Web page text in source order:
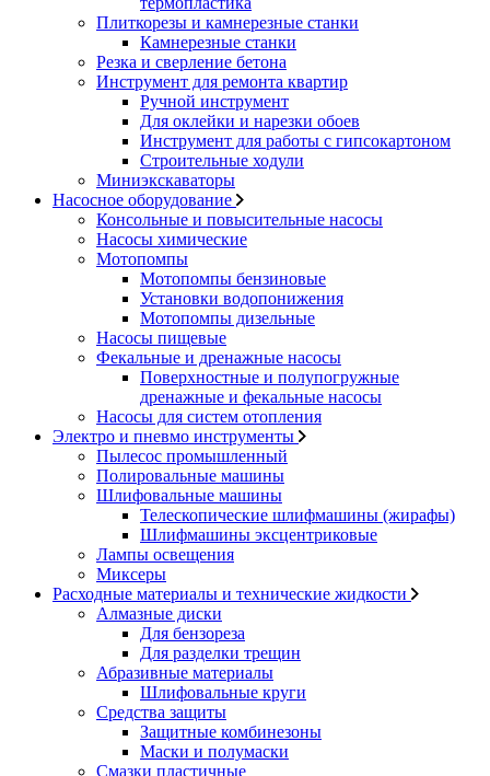
Плиткорезы и камнерезные станки
Камнерезные станки
Резка и сверление бетона
Инструмент для ремонта квартир
Ручной инструмент
Для оклейки и нарезки обоев
Инструмент для работы с гипсокартоном
Строительные ходули
Миниэкскаваторы
Насосное оборудование
Консольные и повысительные насосы
Насосы химические
Мотопомпы
Мотопомпы бензиновые
Установки водопонижения
Мотопомпы дизельные
Насосы пищевые
Фекальные и дренажные насосы
Поверхностные и полупогружные
дренажные и фекальные насосы
Насосы для систем отопления
Электро и пневмо инструменты
Пылесос промышленный
Полировальные машины
Шлифовальные машины
Телескопические шлифмашины (жирафы)
Шлифмашины эксцентриковые
Лампы освещения
Миксеры
Расходные материалы и технические жидкости
Алмазные диски
Для бензореза
Для разделки трещин
Абразивные материалы
Шлифовальные круги
Средства защиты
Защитные комбинезоны
Маски и полумаски
Смазки пластичные